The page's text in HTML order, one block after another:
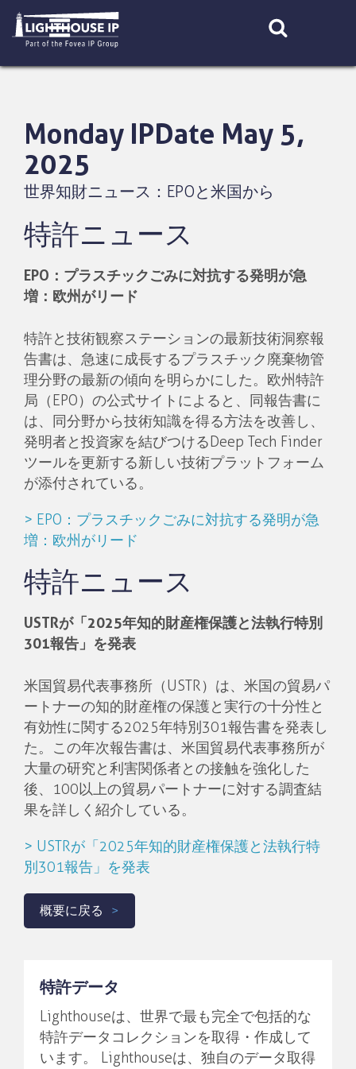
content
Monday IPDate May 5,
2025
世界知財ニュース：EPOと米国から
特許ニュース
EPO：プラスチックごみに対抗する発明が急
増：欧州がリード
特許と技術観察ステーションの最新技術洞察報
告書は、急速に成長するプラスチック廃棄物管
理分野の最新の傾向を明らかにした。欧州特許
局（EPO）の公式サイトによると、同報告書に
は、同分野から技術知識を得る方法を改善し、
発明者と投資家を結びつけるDeep Tech Finder
ツールを更新する新しい技術プラットフォーム
が添付されている。
> EPO：プラスチックごみに対抗する発明が急
増：欧州がリード
特許ニュース
USTRが「2025年知的財産権保護と法執行特別
301報告」を発表
米国貿易代表事務所（USTR）は、米国の貿易パ
ートナーの知的財産権の保護と実行の十分性と
有効性に関する2025年特別301報告書を発表し
た。この年次報告書は、米国貿易代表事務所が
大量の研究と利害関係者との接触を強化した
後、100以上の貿易パートナーに対する調査結
果を詳しく紹介している。
> USTRが「2025年知的財産権保護と法執行特
別301報告」を発表
概要に戻る
特許データ
Lighthouseは、世界で最も完全で包括的な
特許データコレクションを取得・作成して
います。 Lighthouseは、独自のデータ取得